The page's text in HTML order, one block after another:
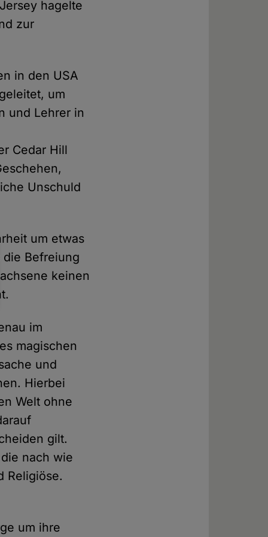
hagelte
zur
in den USA
um
und Lehrer in
Cedar Hill
Unschuld
um etwas
die Befreiung
keinen
im
magischen
und
Hierbei
Welt ohne
gilt.
nach wie
Religiöse.
um ihre